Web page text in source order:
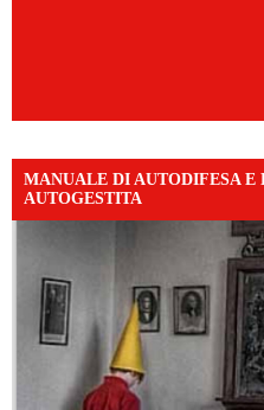
MANUALE DI AUTODIFESA E
AUTOGESTITA